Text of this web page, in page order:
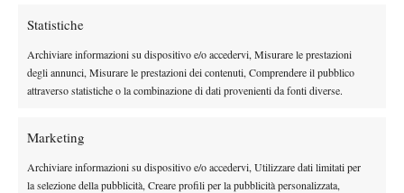
Statistiche
Archiviare informazioni su dispositivo e/o accedervi, Misurare le prestazioni
degli annunci, Misurare le prestazioni dei contenuti, Comprendere il pubblico
attraverso statistiche o la combinazione di dati provenienti da fonti diverse.
Marketing
Archiviare informazioni su dispositivo e/o accedervi, Utilizzare dati limitati per
la selezione della pubblicità, Creare profili per la pubblicità personalizzata,
Intervista a Ivano Pieri
23 Settembre 2013
Gianfilippo Maiga
Chi vincerà Wimbledon?
17 Giugno 2013
Gianfilippo Maiga